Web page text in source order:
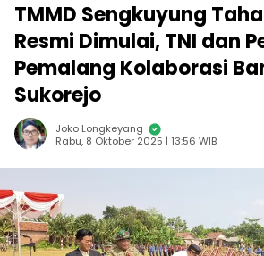
TMMD Sengkuyung
Resmi Dimulai, TNI dan
Pemalang Kolaborasi
Sukorejo
Joko Longkeyang
Rabu, 8 Oktober 2025 | 13:56 WIB